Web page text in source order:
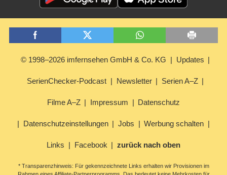
© 1998–2026 imfernsehen GmbH & Co. KG Updates
SerienChecker-Podcast Newsletter Serien A–Z
Filme A–Z Impressum Datenschutz
Datenschutzeinstellungen Jobs Werbung schalten
Links Facebook zurück nach oben
* Transparenzhinweis: Für gekennzeichnete Links erhalten wir Provisionen im